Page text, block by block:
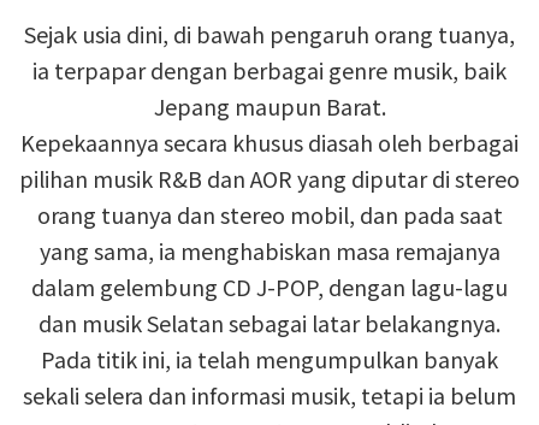
Sejak usia dini, di bawah pengaruh orang tuanya,
ia terpapar dengan berbagai genre musik, baik
Jepang maupun Barat.
Kepekaannya secara khusus diasah oleh berbagai
pilihan musik R&B dan AOR yang diputar di stereo
orang tuanya dan stereo mobil, dan pada saat
yang sama, ia menghabiskan masa remajanya
dalam gelembung CD J-POP, dengan lagu-lagu
dan musik Selatan sebagai latar belakangnya.
Pada titik ini, ia telah mengumpulkan banyak
sekali selera dan informasi musik, tetapi ia belum